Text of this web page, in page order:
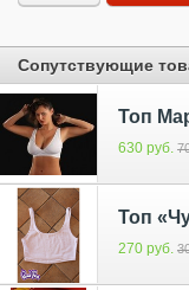
Сопутствующие
Топ
630 руб.
270 руб.